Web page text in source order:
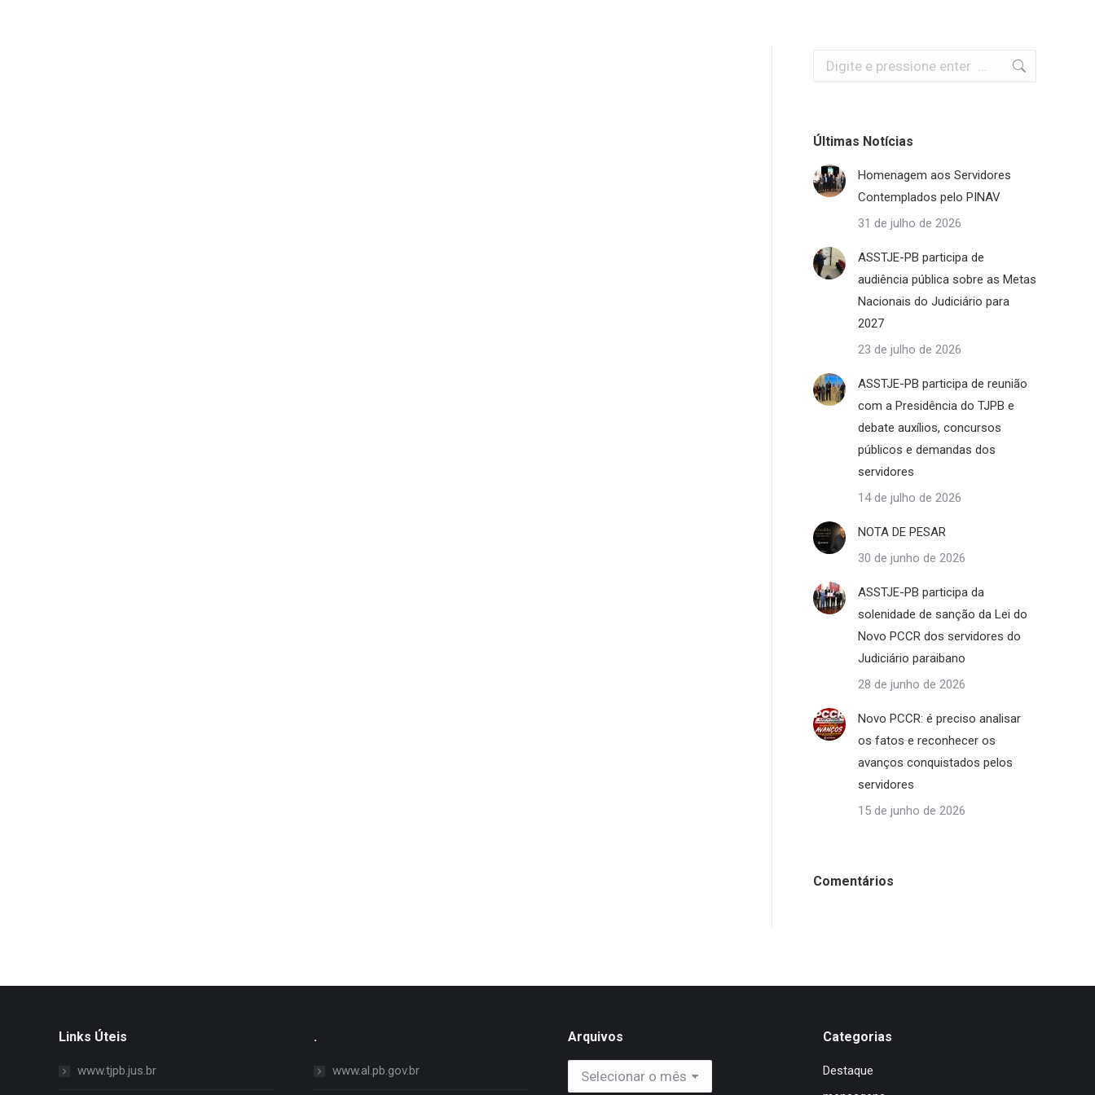
Search:
Últimas Notícias
Homenagem aos Servidores
Contemplados pelo PINAV
31 de julho de 2026
ASSTJE-PB participa de
audiência pública sobre as Metas
Nacionais do Judiciário para
2027
23 de julho de 2026
ASSTJE-PB participa de reunião
com a Presidência do TJPB e
debate auxílios, concursos
públicos e demandas dos
servidores
14 de julho de 2026
NOTA DE PESAR
30 de junho de 2026
ASSTJE-PB participa da
solenidade de sanção da Lei do
Novo PCCR dos servidores do
Judiciário paraibano
28 de junho de 2026
Novo PCCR: é preciso analisar
os fatos e reconhecer os
avanços conquistados pelos
servidores
15 de junho de 2026
Comentários
Links Úteis
www.tjpb.jus.br
.
www.al.pb.gov.br
Arquivos
Arquivos
Categorias
Destaque